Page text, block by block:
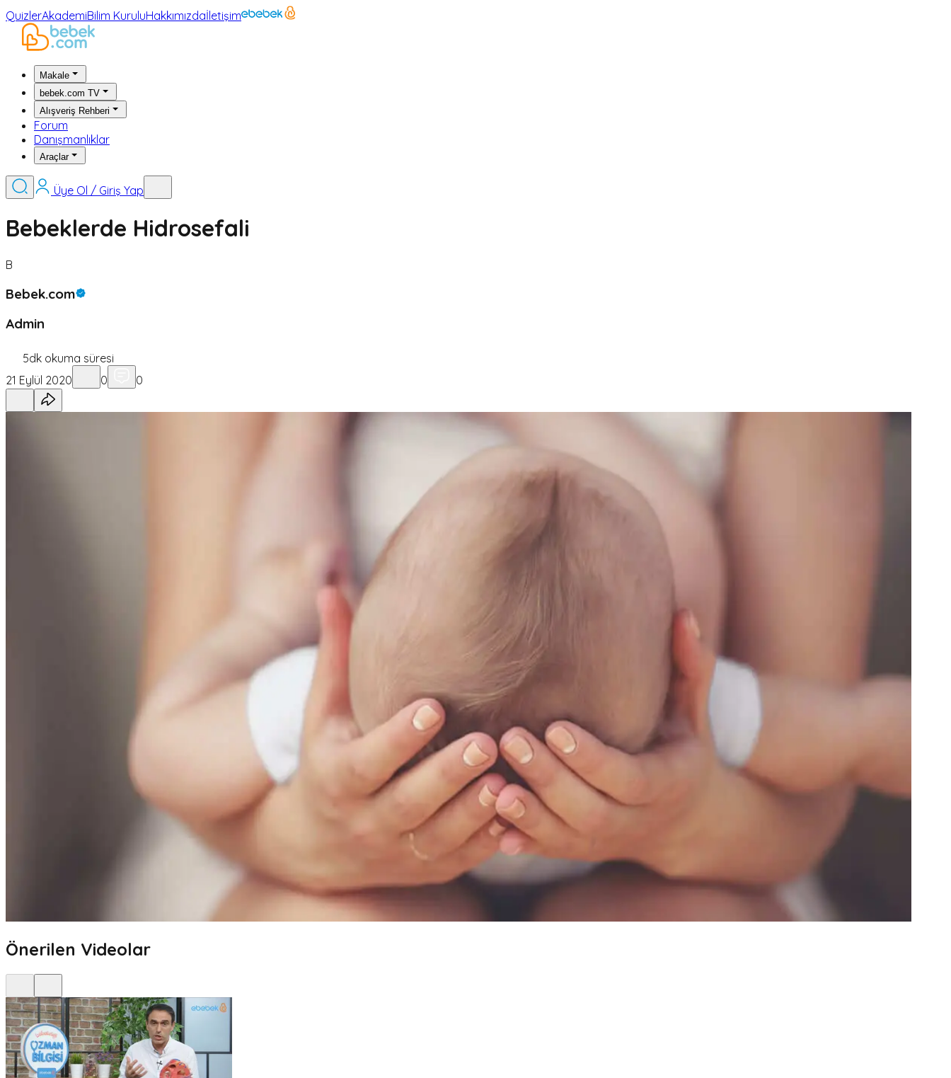
QuizlerAkademiBilim KuruluHakkımızdaİletişim
Makale
bebek.com TV
Alışveriş Rehberi
Forum
Danışmanlıklar
Araçlar
Üye Ol / Giriş Yap
Bebeklerde Hidrosefali
B
Bebek.com
Admin
5dk okuma süresi
21 Eylül 2020
0 0
Önerilen Videolar